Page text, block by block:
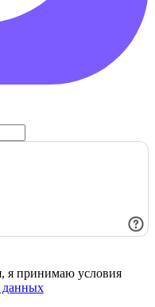
я принимаю условия
данных